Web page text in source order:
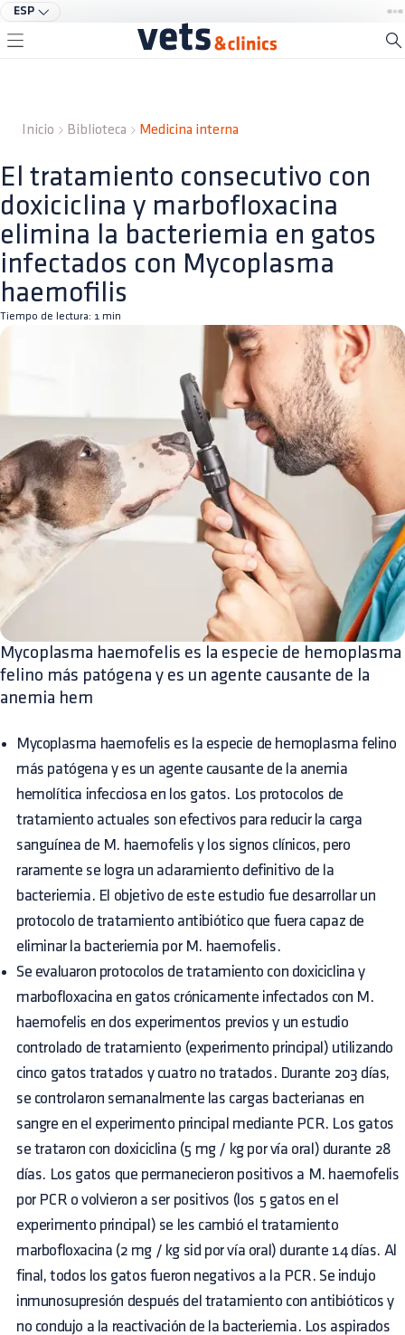
ESP
Inicio Biblioteca Medicina interna
El tratamiento consecutivo con
doxiciclina y marbofloxacina
elimina la bacteriemia en gatos
infectados con Mycoplasma
haemofilis
Tiempo de lectura: 1 min
Mycoplasma haemofelis es la especie de hemoplasma
felino más patógena y es un agente causante de la
anemia hem
Mycoplasma haemofelis es la especie de hemoplasma felino
más patógena y es un agente causante de la anemia
hemolítica infecciosa en los gatos. Los protocolos de
tratamiento actuales son efectivos para reducir la carga
sanguínea de M. haemofelis y los signos clínicos, pero
raramente se logra un aclaramiento definitivo de la
bacteriemia. El objetivo de este estudio fue desarrollar un
protocolo de tratamiento antibiótico que fuera capaz de
eliminar la bacteriemia por M. haemofelis.
Se evaluaron protocolos de tratamiento con doxiciclina y
marbofloxacina en gatos crónicamente infectados con M.
haemofelis en dos experimentos previos y un estudio
controlado de tratamiento (experimento principal) utilizando
cinco gatos tratados y cuatro no tratados. Durante 203 días,
se controlaron semanalmente las cargas bacterianas en
sangre en el experimento principal mediante PCR. Los gatos
se trataron con doxiciclina (5 mg / kg por vía oral) durante 28
días. Los gatos que permanecieron positivos a M. haemofelis
por PCR o volvieron a ser positivos (los 5 gatos en el
experimento principal) se les cambió el tratamiento
marbofloxacina (2 mg / kg sid por vía oral) durante 14 días. Al
final, todos los gatos fueron negativos a la PCR. Se indujo
inmunosupresión después del tratamiento con antibióticos y
no condujo a la reactivación de la bacteriemia. Los aspirados